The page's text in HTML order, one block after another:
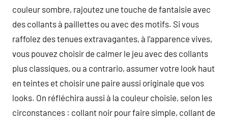
couleur sombre, rajoutez une touche de fantaisie avec
des collants à paillettes ou avec des motifs. Si vous
raffolez des tenues extravagantes, à l’apparence vives,
vous pouvez choisir de calmer le jeu avec des collants
plus classiques, ou a contrario, assumer votre look haut
en teintes et choisir une paire aussi originale que vos
looks. On réfléchira aussi à la couleur choisie, selon les
circonstances : collant noir pour faire simple, collant de